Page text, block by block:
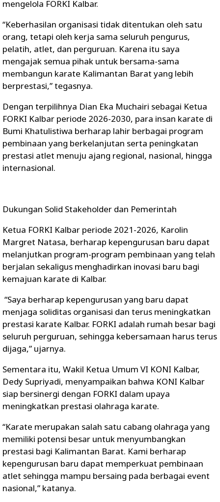
mengelola FORKI Kalbar.
“Keberhasilan organisasi tidak ditentukan oleh satu
orang, tetapi oleh kerja sama seluruh pengurus,
pelatih, atlet, dan perguruan. Karena itu saya
mengajak semua pihak untuk bersama-sama
membangun karate Kalimantan Barat yang lebih
berprestasi,” tegasnya.
Dengan terpilihnya Dian Eka Muchairi sebagai Ketua
FORKI Kalbar periode 2026-2030, para insan karate di
Bumi Khatulistiwa berharap lahir berbagai program
pembinaan yang berkelanjutan serta peningkatan
prestasi atlet menuju ajang regional, nasional, hingga
internasional.
Dukungan Solid Stakeholder dan Pemerintah
Ketua FORKI Kalbar periode 2021-2026, Karolin
Margret Natasa, berharap kepengurusan baru dapat
melanjutkan program-program pembinaan yang telah
berjalan sekaligus menghadirkan inovasi baru bagi
kemajuan karate di Kalbar.
“Saya berharap kepengurusan yang baru dapat
menjaga soliditas organisasi dan terus meningkatkan
prestasi karate Kalbar. FORKI adalah rumah besar bagi
seluruh perguruan, sehingga kebersamaan harus terus
dijaga,” ujarnya.
Sementara itu, Wakil Ketua Umum VI KONI Kalbar,
Dedy Supriyadi, menyampaikan bahwa KONI Kalbar
siap bersinergi dengan FORKI dalam upaya
meningkatkan prestasi olahraga karate.
“Karate merupakan salah satu cabang olahraga yang
memiliki potensi besar untuk menyumbangkan
prestasi bagi Kalimantan Barat. Kami berharap
kepengurusan baru dapat memperkuat pembinaan
atlet sehingga mampu bersaing pada berbagai event
nasional,” katanya.